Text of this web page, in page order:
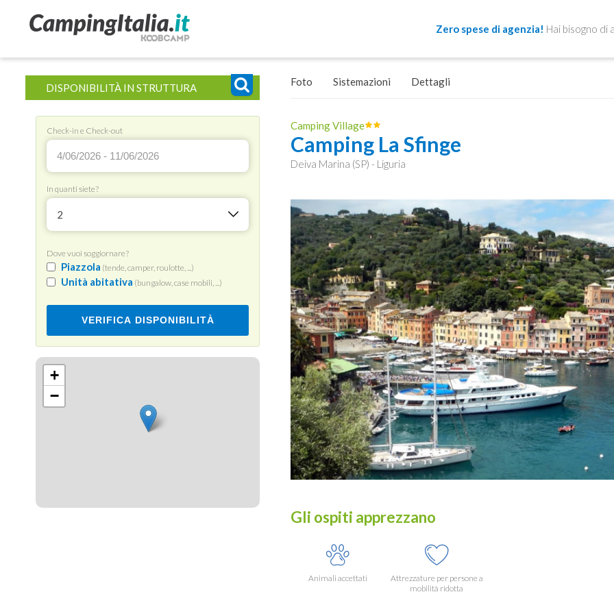
Zero spese di agenzia! Hai bisogno di
DISPONIBILITÀ IN STRUTTURA
Check-in e Check-out
In quanti siete?
2
Dove vuoi soggiornare?
Piazzola (tende, camper, roulotte, ...)
Unità abitativa (bungalow, case mobili, ...)
VERIFICA DISPONIBILITÀ
+
−
Foto Sistemazioni Dettagli
Camping Village
Camping La Sfinge
Deiva Marina (SP) - Liguria
Gli ospiti apprezzano
Animali accettati
Attrezzature per persone a
mobilità ridotta